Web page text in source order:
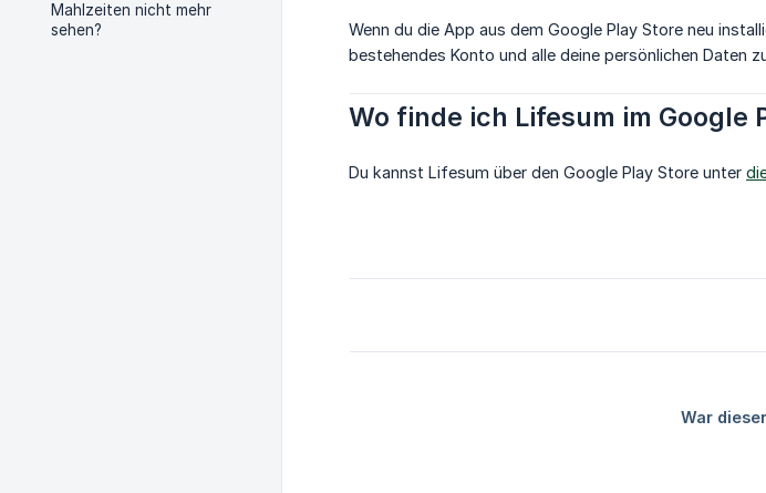
Mahlzeiten nicht mehr
sehen?
Wenn du die App aus dem Google Play Store neu
bestehendes Konto und alle deine persönlichen Daten
Wo finde ich Lifesum im Google
Du kannst Lifesum über den Google Play Store unter
War